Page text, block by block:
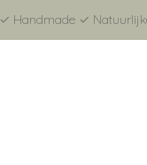
✓ Handmade ✓